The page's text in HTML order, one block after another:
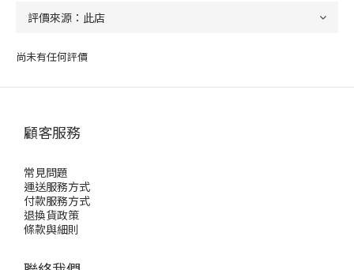
尚未有任何評價
顧客服務
常見問題
運送服務方式
付款服務方式
退換貨政策
條款與細則